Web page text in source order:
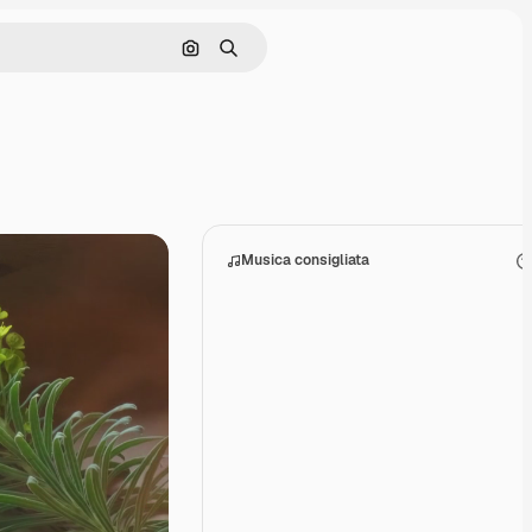
Cerca per immagine
Ricerca
Musica consigliata